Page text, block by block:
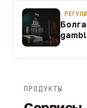
ПРОДУКТЫ